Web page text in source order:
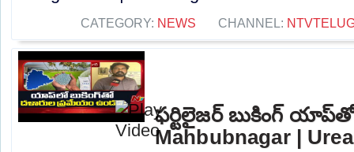
CATEGORY: NEWS CHANNEL:
ఫర్టిలైజర్ బుకింగ్ యాప్‌తో
Mahbubnagar |